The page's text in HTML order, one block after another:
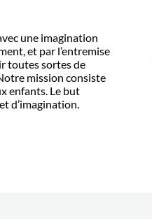
une imagination
et par l’entremise
toutes sortes de
mission consiste
enfants. Le but
d’imagination.